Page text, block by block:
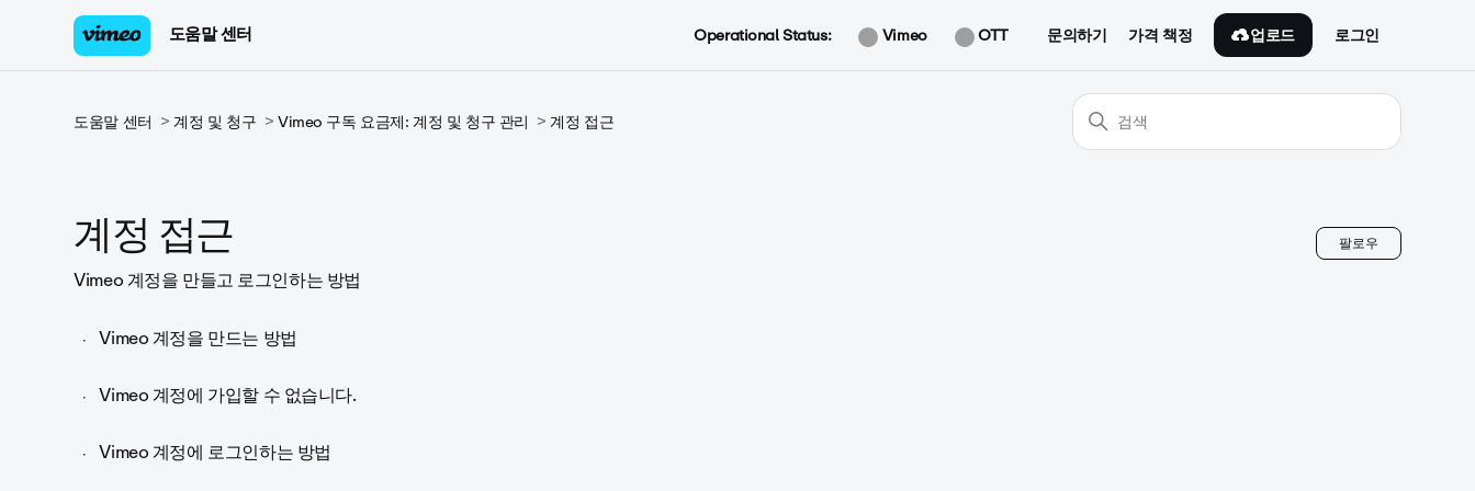
도움말 센터 Operational Status: Vimeo OTT 문의하기 가격 책정 업로드 로그인
도움말 센터 계정 및 청구 Vimeo 구독 요금제: 계정 및 청구 관리 계정 접근
계정 접근 팔로우
아직 아
Vimeo 계정을 만들고 로그인하는 방법
Vimeo 계정을 만드는 방법
Vimeo 계정에 가입할 수 없습니다.
Vimeo 계정에 로그인하는 방법